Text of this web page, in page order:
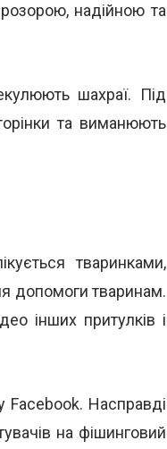
надійною та
шахраї. Під
та виманюють
тваринками,
допомоги тваринам.
інших притулків і
Facebook. Насправді
на фішинговий